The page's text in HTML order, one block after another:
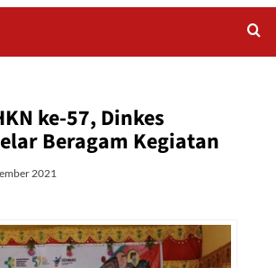
ke-57, Dinkes
Beragam Kegiatan
2021